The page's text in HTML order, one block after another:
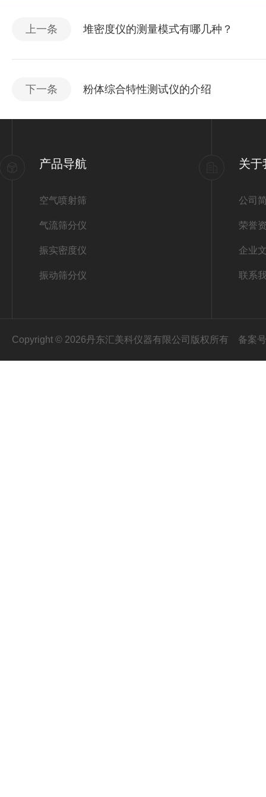
上一条 堆密度仪的测量模式有哪几种？
下一条 粉体综合特性测试仪的介绍
产品导航
空气喷射筛
气流筛分仪
振实密度仪
振动筛分仪
关于
公司
荣誉
企业
联系
Copyright © 2026丹东汇美科仪器有限公司版权所有 备案